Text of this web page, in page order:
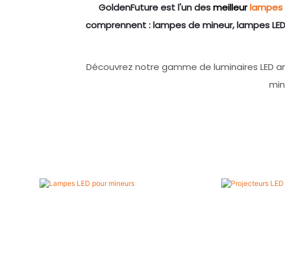
GoldenFuture est l'un desmeilleurlampes
comprennent : lampes de mineur, lampes
Découvrez notre gamme de luminaires LED